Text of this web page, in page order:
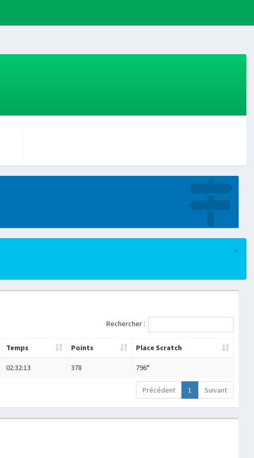
×
Rechercher :
Temps Points Place Scratch
02:32:13 378 796°
Précédent 1 Suivant